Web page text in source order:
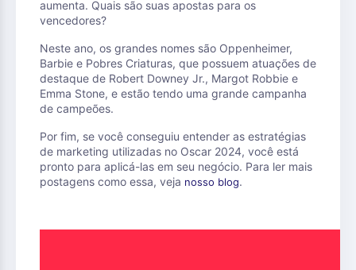
aumenta. Quais são suas apostas para os
vencedores?
Neste ano, os grandes nomes são Oppenheimer,
Barbie e Pobres Criaturas, que possuem atuações de
destaque de Robert Downey Jr., Margot Robbie e
Emma Stone, e estão tendo uma grande campanha
de campeões.
Por fim, se você conseguiu entender as estratégias
de marketing utilizadas no Oscar 2024, você está
pronto para aplicá-las em seu negócio. Para ler mais
postagens como essa, veja nosso blog.